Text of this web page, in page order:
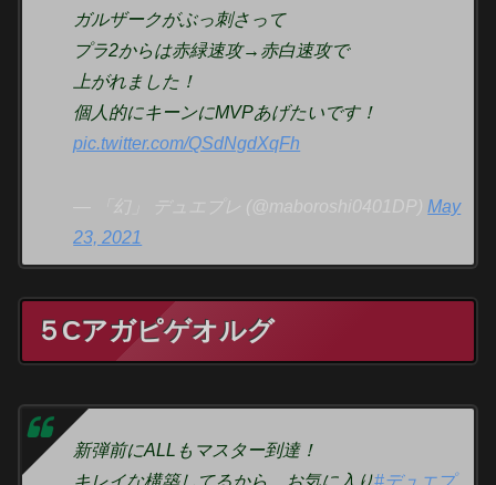
ガルザークがぶっ刺さって
プラ2からは赤緑速攻→赤白速攻で
上がれました！
個人的にキーンにMVPあげたいです！
pic.twitter.com/QSdNgdXqFh
— 「幻」 デュエプレ (@maboroshi0401DP)May
23, 2021
５Cアガピゲオルグ
新弾前にALLもマスター到達！
キレイな構築してるから、お気に入り#デュエプ